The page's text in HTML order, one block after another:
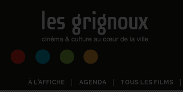
À L'AFFICHE AGENDA TOUS LES FILMS